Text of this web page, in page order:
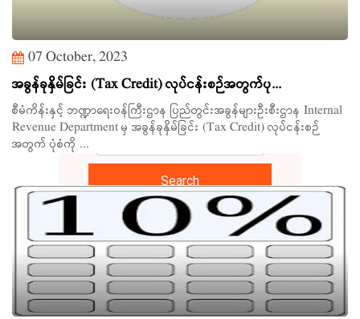
Search
07 October, 2023
အခွန်ခုနှိမ်ခြင်း (Tax Credit) လုပ်ငန်းစဉ်အတွက်ပု...
စီမံကိန်းနှင့် ဘဏ္ဍာရေးဝန်ကြီးဌာန ပြည်တွင်းအခွန်များဦးစီးဌာန Internal
Revenue Department မှ အခွန်ခုနှိမ်ခြင်း (Tax Credit) လုပ်ငန်းစဉ်
အတွက် ပုံစံကို ...